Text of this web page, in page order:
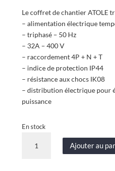
initial
était :
481,90
Le coffret de chantier ATOLE
– alimentation électrique
– triphasé – 50 Hz
– 32A – 400 V
– raccordement 4P + N + T
– indice de protection IP44
– résistance aux chocs IK08
– distribution électrique pour
puissance
En stock
Ajouter au